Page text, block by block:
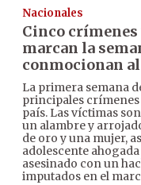
Nacionales
Cinco
marcan la
conmocionan
La primera semana
principales
país. Las víctimas
un alambre y
de oro y una mujer,
adolescente
asesinado con un
imputados en el